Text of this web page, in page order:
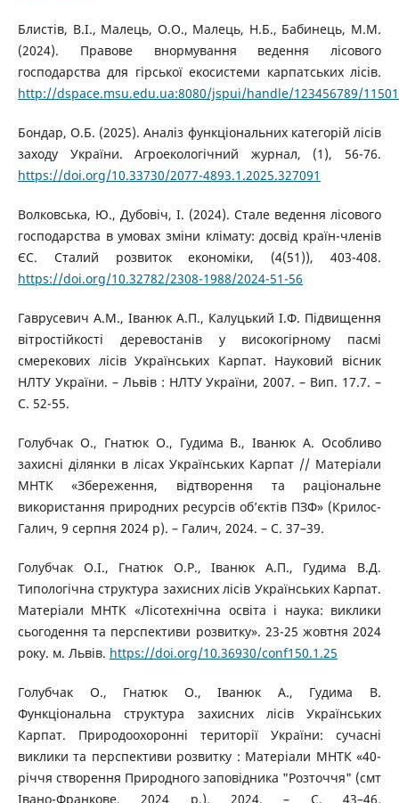
Блистів, В.І., Малець, О.О., Малець, Н.Б., Бабинець, М.М.
(2024). Правове внормування ведення лісового
господарства для гірської екосистеми карпатських лісів.
http://dspace.msu.edu.ua:8080/jspui/handle/123456789/11501
Бондар, О.Б. (2025). Аналіз функціональних категорій лісів
заходу України. Агроекологічний журнал, (1), 56-76.
https://doi.org/10.33730/2077-4893.1.2025.327091
Волковська, Ю., Дубовіч, І. (2024). Стале ведення лісового
господарства в умовах зміни клімату: досвід країн-членів
ЄС. Сталий розвиток економіки, (4(51)), 403-408.
https://doi.org/10.32782/2308-1988/2024-51-56
Гаврусевич А.М., Іванюк А.П., Калуцький І.Ф. Підвищення
вітростійкості деревостанів у високогірному пасмі
смерекових лісів Українських Карпат. Науковий вісник
НЛТУ України. – Львів : НЛТУ України, 2007. – Вип. 17.7. –
С. 52-55.
Голубчак О., Гнатюк О., Гудима В., Іванюк А. Особливо
захисні ділянки в лісах Українських Карпат // Матеріали
МНТК «Збереження, відтворення та раціональне
використання природних ресурсів об’єктів ПЗФ» (Крилос-
Галич, 9 серпня 2024 р). – Галич, 2024. – С. 37–39.
Голубчак О.І., Гнатюк О.Р., Іванюк А.П., Гудима В.Д.
Типологічна структура захисних лісів Українських Карпат.
Матеріали МНТК «Лісотехнічна освіта і наука: виклики
сьогодення та перспективи розвитку». 23-25 жовтня 2024
року. м. Львів. https://doi.org/10.36930/conf150.1.25
Голубчак О., Гнатюк О., Іванюк А., Гудима В.
Функціональна структура захисних лісів Українських
Карпат. Природоохоронні території України: сучасні
виклики та перспективи розвитку : Матеріали МНТК «40-
річчя створення Природного заповідника "Розточчя" (смт
Івано-Франкове, 2024 р.). 2024. – С. 43–46.